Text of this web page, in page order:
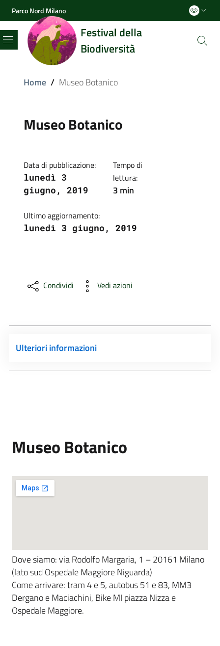
Parco Nord Milano
Festival della
Biodiversità
Menu
Home / Museo Botanico
Museo Botanico
Data di pubblicazione:
lunedì 3
giugno, 2019
Tempo di
lettura:
3 min
Ultimo aggiornamento:
lunedì 3 giugno, 2019
Condividi Vedi azioni
Ulteriori informazioni
Museo Botanico
Dove siamo: via Rodolfo Margaria, 1 – 20161 Milano
(lato sud Ospedale Maggiore Niguarda)
Come arrivare: tram 4 e 5, autobus 51 e 83, MM3
Dergano e Maciachini, Bike MI piazza Nizza e
Ospedale Maggiore.